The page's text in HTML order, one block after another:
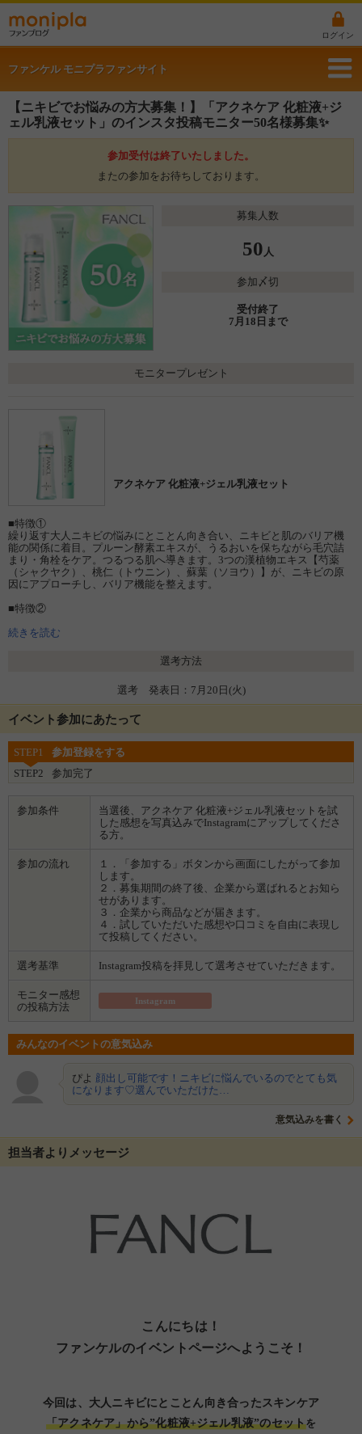
ログイン
ファンケル モニプラファンサイト
【ニキビでお悩みの方大募集！】「アクネケア 化粧液+ジ
ェル乳液セット」のインスタ投稿モニター50名様募集✨
参加受付は終了いたしました。
またの参加をお待ちしております。
募集人数
50 人
参加〆切
受付終了
7月18日まで
モニタープレゼント
アクネケア 化粧液+ジェル乳液セット
■特徴①
繰り返す大人ニキビの悩みにとことん向き合い、ニキビと肌のバリア機
能の関係に着目。プルーン酵素エキスが、うるおいを保ちながら毛穴詰
まり・角栓をケア。つるつる肌へ導きます。3つの漢植物エキス【芍薬
（シャクヤク）、桃仁（トウニン）、蘇葉（ソヨウ）】が、ニキビの原
因にアプローチし、バリア機能を整えます。
■特徴②
菌剤や肌ストレスのもとになる防腐剤などを不使用。肌ダメージのもと
ボトルも防腐剤を使わない無添加ならではのコンパクトな容器で、品質
を保ったまま使い切れるよう1ヵ月分の使いきりサイズで製造年月日を印
字。
独自の完全密封容器で作りたての品質を閉じ込めています。
■特徴④
美容成分をギュッと詰め込んだ美容液級のスキンケアのため、化粧水で
はなく「化粧液」としております。バシャバシャ使わなくても少量でし
続きを読む
選考方法
選考 発表日：7月20日(火)
イベント参加にあたって
STEP1
参加登録をする
STEP2
参加完了
参加条件
当選後、アクネケア 化粧液+ジェル乳液セットを試
した感想を写真込みでInstagramにアップしてくださ
る方。
参加の流れ
１．「参加する」ボタンから画面にしたがって参加
します。
２．募集期間の終了後、企業から選ばれるとお知ら
せがあります。
３．企業から商品などが届きます。
４．試していただいた感想や口コミを自由に表現し
て投稿してください。
選考基準 Instagram投稿を拝見して選考させていただきます。
モニター感想
の投稿方法
Instagram
みんなのイベントの意気込み
ぴよ 顔出し可能です！ニキビに悩んでいるのでとても気
になります♡選んでいただけた…
意気込みを書く
担当者よりメッセージ
こんにちは！
ファンケルのイベントページへようこそ！
今回は、大人ニキビにとことん向き合ったスキンケア
「アクネケア」から”化粧液+ジェル乳液”のセットを